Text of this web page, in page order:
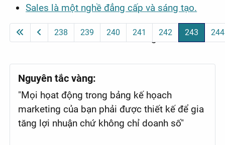
Sales là một nghề đẳng cấp và sáng tạo.
Page 243 of 247
238 239 240 241 242 243 244
Nguyên tắc vàng:
"Mọi họat động trong bảng kế họach
marketing của bạn phải được thiết kế để gia
tăng lợi nhuận chứ không chỉ doanh số"